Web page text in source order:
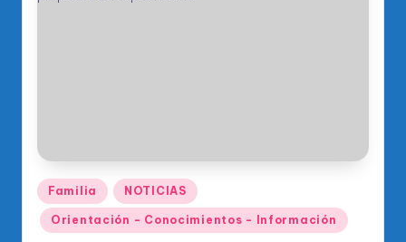
Publicado
en
Familia NOTICIAS
Orientación - Conocimientos - Información